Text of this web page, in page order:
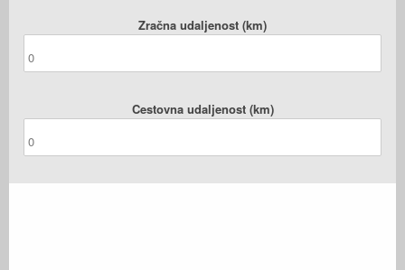
Zračna udaljenost (km)
Cestovna udaljenost (km)